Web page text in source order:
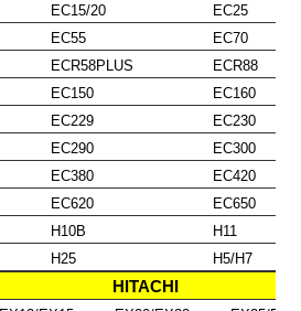
EC15/20
EC25
EC55
EC70
ECR58PLUS
ECR88
EC150
EC160
EC229
EC230
EC290
EC300
EC380
EC420
EC620
EC650
H10B
H11
H25 H5/H7
HITACHI